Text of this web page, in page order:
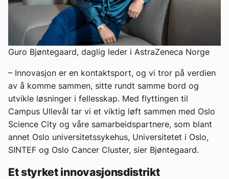
Guro Bjøntegaard, daglig leder i AstraZeneca Norge
– Innovasjon er en kontaktsport, og vi tror på verdien
av å komme sammen, sitte rundt samme bord og
utvikle løsninger i fellesskap. Med flyttingen til
Campus Ullevål tar vi et viktig løft sammen med Oslo
Science City og våre samarbeidspartnere, som blant
annet Oslo universitetssykehus, Universitetet i Oslo,
SINTEF og Oslo Cancer Cluster, sier Bjøntegaard.
Et styrket innovasjonsdistrikt